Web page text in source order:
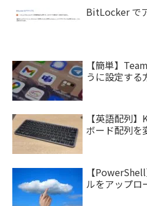
BitLocker で
【簡単】
うに設定する
【英語配列
ボード配列を
【
ルをアップロ